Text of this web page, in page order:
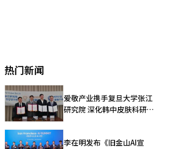
热门新闻
爱敬产业携手复旦大学张江
研究院 深化韩中皮肤科研合
李在明发布《旧金山AI宣